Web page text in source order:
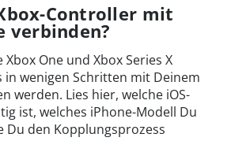
Controller mit
verbinden?
One und Xbox Series X
in wenigen Schritten mit Deinem
werden. Lies hier, welche iOS-
ist, welches iPhone-Modell Du
Du den Kopplungsprozess